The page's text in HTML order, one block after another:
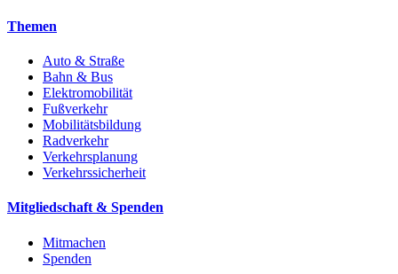
Themen
Auto & Straße
Bahn & Bus
Elektromobilität
Fußverkehr
Mobilitätsbildung
Radverkehr
Verkehrsplanung
Verkehrssicherheit
Mitgliedschaft & Spenden
Mitmachen
Spenden